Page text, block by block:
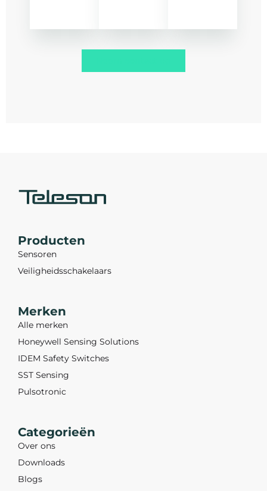
Producten
Sensoren
Veiligheidsschakelaars
Merken
Alle merken
Honeywell Sensing Solutions
IDEM Safety Switches
SST Sensing
Pulsotronic
Categorieën
Over ons
Downloads
Blogs